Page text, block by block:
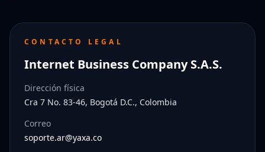
CONTACTO LEGAL
Internet Business Company S.A.S.
Dirección física
Cra 7 No. 83-46, Bogotá D.C., Colombia
Correo
soporte.ar@yaxa.co